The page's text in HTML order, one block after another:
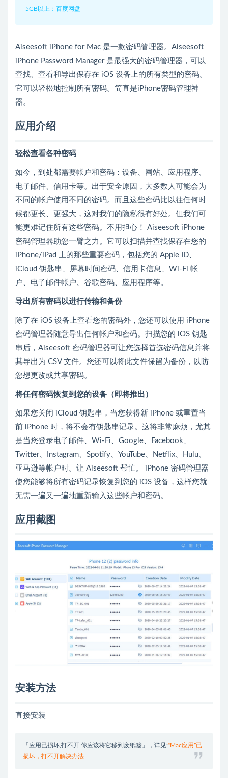
5GB以上：百度网盘
Aiseesoft iPhone for Mac 是一款密码管理器。Aiseesoft
iPhone Password Manager 是最强大的密码管理器，可以
查找、查看和导出保存在 iOS 设备上的所有类型的密码。
它可以轻松地控制所有密码。简直是iPhone密码管理神
器。
应用介绍
轻松查看各种密码
如今，到处都需要帐户和密码：设备、网站、应用程序、
电子邮件、信用卡等。出于安全原因，大多数人可能会为
不同的帐户使用不同的密码。而且这些密码比以往任何时
候都更长、更强大，这对我们的隐私很有好处。但我们可
能更难记住所有这些密码。不用担心！ Aiseesoft iPhone
密码管理器助您一臂之力。它可以扫描并查找保存在您的
iPhone/iPad 上的那些重要密码，包括您的 Apple ID、
iCloud 钥匙串、屏幕时间密码、信用卡信息、Wi-Fi 帐
户、电子邮件帐户、谷歌密码、应用程序等。
导出所有密码以进行传输和备份
除了在 iOS 设备上查看您的密码外，您还可以使用 iPhone
密码管理器随意导出任何帐户和密码。扫描您的 iOS 钥匙
串后，Aiseesoft 密码管理器可让您选择首选密码信息并将
其导出为 CSV 文件。您还可以将此文件保留为备份，以防
您想更改或共享密码。
将任何密码恢复到您的设备（即将推出）
如果您关闭 iCloud 钥匙串，当您获得新 iPhone 或重置当
前 iPhone 时，将不会有钥匙串记录。这将非常麻烦，尤其
是当您登录电子邮件、Wi-Fi、Google、Facebook、
Twitter、Instagram、Spotify、YouTube、Netflix、Hulu、
亚马逊等帐户时。让 Aiseesoft 帮忙。 iPhone 密码管理器
使您能够将所有密码记录恢复到您的 iOS 设备，这样您就
无需一遍又一遍地重新输入这些帐户和密码。
应用截图
安装方法
直接安装
「应用已损坏,打不开.你应该将它移到废纸篓」，详见:“Mac应用”已
损坏，打不开解决办法